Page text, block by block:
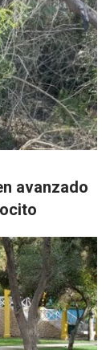
avanzado